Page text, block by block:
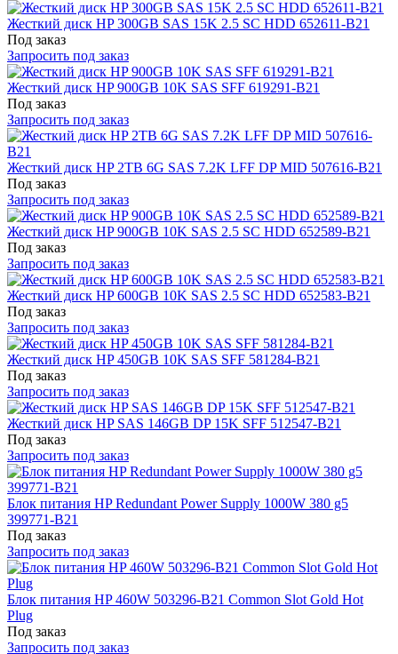
Жесткий диск HP 300GB SAS 15K 2.5 SC HDD 652611-B21
Под заказ
Запросить под заказ
Жесткий диск HP 900GB 10K SAS SFF 619291-B21
Под заказ
Запросить под заказ
Жесткий диск HP 2TB 6G SAS 7.2K LFF DP MID 507616-B21
Под заказ
Запросить под заказ
Жесткий диск HP 900GB 10K SAS 2.5 SC HDD 652589-B21
Под заказ
Запросить под заказ
Жесткий диск HP 600GB 10K SAS 2.5 SC HDD 652583-B21
Под заказ
Запросить под заказ
Жесткий диск HP 450GB 10K SAS SFF 581284-B21
Под заказ
Запросить под заказ
Жесткий диск HP SAS 146GB DP 15K SFF 512547-B21
Под заказ
Запросить под заказ
Блок питания HP Redundant Power Supply 1000W 380 g5
399771-B21
Под заказ
Запросить под заказ
Блок питания HP 460W 503296-B21 Common Slot Gold Hot
Plug
Под заказ
Запросить под заказ